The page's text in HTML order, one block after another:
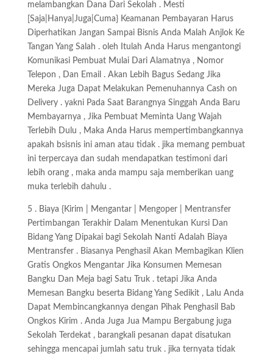
melambangkan Dana Dari Sekolah . Mesti
[Saja|Hanya|Juga|Cuma} Keamanan Pembayaran Harus
Diperhatikan Jangan Sampai Bisnis Anda Malah Anjlok Ke
Tangan Yang Salah . oleh Itulah Anda Harus mengantongi
Komunikasi Pembuat Mulai Dari Alamatnya , Nomor
Telepon , Dan Email . Akan Lebih Bagus Sedang Jika
Mereka Juga Dapat Melakukan Pemenuhannya Cash on
Delivery . yakni Pada Saat Barangnya Singgah Anda Baru
Membayarnya , Jika Pembuat Meminta Uang Wajah
Terlebih Dulu , Maka Anda Harus mempertimbangkannya
apakah bsisnis ini aman atau tidak . jika memang pembuat
ini terpercaya dan sudah mendapatkan testimoni dari
lebih orang , maka anda mampu saja memberikan uang
muka terlebih dahulu .
5 . Biaya {Kirim | Mengantar | Mengoper | Mentransfer
Pertimbangan Terakhir Dalam Menentukan Kursi Dan
Bidang Yang Dipakai bagi Sekolah Nanti Adalah Biaya
Mentransfer . Biasanya Penghasil Akan Membagikan Klien
Gratis Ongkos Mengantar Jika Konsumen Memesan
Bangku Dan Meja bagi Satu Truk . tetapi Jika Anda
Memesan Bangku beserta Bidang Yang Sedikit , Lalu Anda
Dapat Membincangkannya dengan Pihak Penghasil Bab
Ongkos Kirim . Anda Juga Jua Mampu Bergabung juga
Sekolah Terdekat , barangkali pesanan dapat disatukan
sehingga mencapai jumlah satu truk . jika ternyata tidak